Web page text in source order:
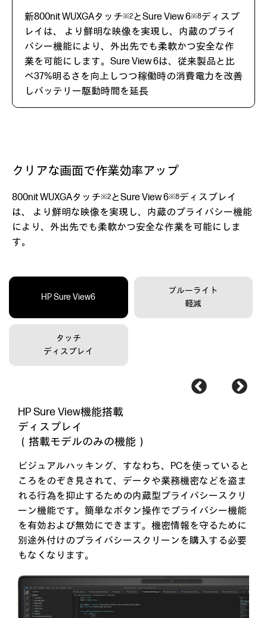
新800nit WUXGAタッチ※2とSure View 6※8ディスプ
レイは、 より鮮明な映像を実現し、内蔵のプライ
バシー機能により、外出先でも柔軟かつ安全な作
業を可能にします。Sure View 6は、従来製品と比
べ37%明るさを向上しつつ稼働時の消費電力を改善
しバッテリー駆動時間を延長
クリアな画面で作業効率アップ
800nit WUXGAタッチ※2とSure View 6※8ディスプレイ
は、 より鮮明な映像を実現し、内蔵のプライバシー機能
により、 外出先でも柔軟かつ安全な作業を可能にしま
す。
HP Sure View6
ブルーライト
軽減
タッチ
ディスプレイ
HP Sure View機能搭載
ディスプレイ
（搭載モデルのみの機能）
ビジュアルハッキング、すなわち、PCを使っていると
ころをのぞき見されて、データや業務機密などを盗ま
れる行為を抑止するための内蔵型プライバシースクリ
ーン機能です。簡単なボタン操作でプライバシー機能
を有効および無効にできます。機密情報を守るために
別途外付けのプライバシースクリーンを購入する必要
もなくなります。